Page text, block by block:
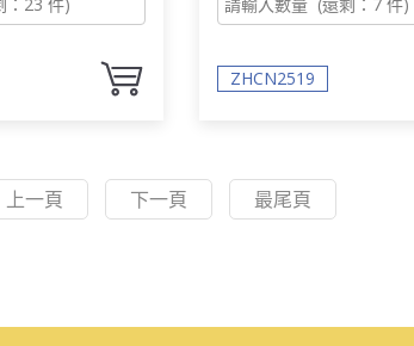
ZHCN2519
上一頁 下一頁 最尾頁